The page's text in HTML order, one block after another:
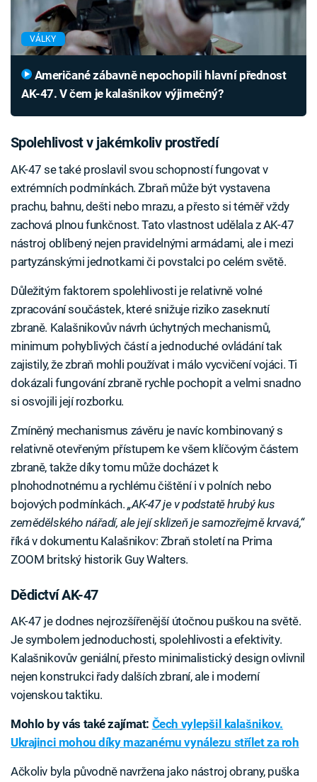
VÁLKY
AK-47. V čem je kalašnikov výjimečný?
Spolehlivost v jakémkoliv prostředí
AK-47 se také proslavil svou schopností fungovat v
extrémních podmínkách. Zbraň může být vystavena
prachu, bahnu, dešti nebo mrazu, a přesto si téměř vždy
zachová plnou funkčnost. Tato vlastnost udělala z AK-47
nástroj oblíbený nejen pravidelnými armádami, ale i mezi
partyzánskými jednotkami či povstalci po celém světě.
Důležitým faktorem spolehlivosti je relativně volné
zpracování součástek, které snižuje riziko zaseknutí
zbraně. Kalašnikovův návrh úchytných mechanismů,
minimum pohyblivých částí a jednoduché ovládání tak
zajistily, že zbraň mohli používat i málo vycvičení vojáci. Ti
dokázali fungování zbraně rychle pochopit a velmi snadno
si osvojili její rozborku.
Zmíněný mechanismus závěru je navíc kombinovaný s
relativně otevřeným přístupem ke všem klíčovým částem
zbraně, takže díky tomu může docházet k
plnohodnotnému a rychlému čištění i v polních nebo
bojových podmínkách.„AK-47 je v podstatě hrubý kus
zemědělského nářadí, ale její sklizeň je samozřejmě krvavá,“
říká v dokumentu Kalašnikov: Zbraň století na Prima
ZOOM britský historik Guy Walters.
Dědictví AK-47
AK-47 je dodnes nejrozšířenější útočnou puškou na světě.
Je symbolem jednoduchosti, spolehlivosti a efektivity.
Kalašnikovův geniální, přesto minimalistický design ovlivnil
nejen konstrukci řady dalších zbraní, ale i moderní
vojenskou taktiku.
Mohlo by vás také zajímat: Čech vylepšil kalašnikov.
Ukrajinci mohou díky mazanému vynálezu střílet za roh
Ačkoliv byla původně navržena jako nástroj obrany, puška